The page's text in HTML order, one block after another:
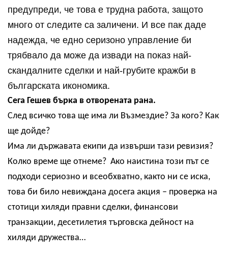
предупреди, че това е трудна работа, защото
много от следите са заличени. И все пак даде
надежда, че едно серизоно управление би
трябвало да може да извади на показ най-
скандалните сделки и най-грубите кражби в
българската икономика.
Сега Гешев бърка в отворената рана.
След всичко това ще има ли Възмездие? За кого? Как
ще дойде?
Има ли държавата екипи да извърши тази ревизия?
Колко време ще отнеме? Ако наистина този път се
подходи сериозно и всеобхватно, както ни се иска,
това би било невиждана досега акция – проверка на
стотици хиляди правни сделки, финансови
транзакции, десетилетия търговска дейност на
хиляди дружества…